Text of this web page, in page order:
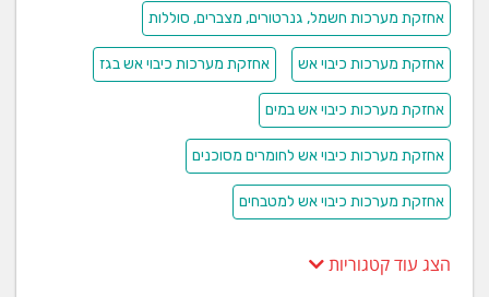
אחזקת מערכות חשמל, גנרטורים, מצברים, סוללות
אחזקת מערכות כיבוי אש אחזקת מערכות כיבוי אש בגז
אחזקת מערכות כיבוי אש במים
אחזקת מערכות כיבוי אש לחומרים מסוכנים
אחזקת מערכות כיבוי אש למטבחים
הצג עוד קטגוריות